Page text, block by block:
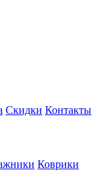
Скидки Контакты
Коврики